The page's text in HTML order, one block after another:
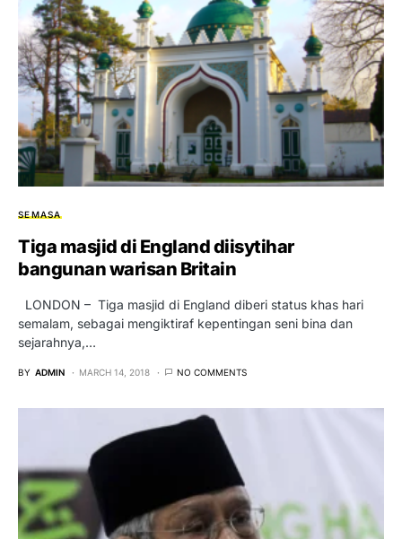
SEMASA
Tiga masjid di England diisytihar
bangunan warisan Britain
LONDON – Tiga masjid di England diberi status khas hari
semalam, sebagai mengiktiraf kepentingan seni bina dan
sejarahnya,…
BY ADMIN MARCH 14, 2018 NO COMMENTS